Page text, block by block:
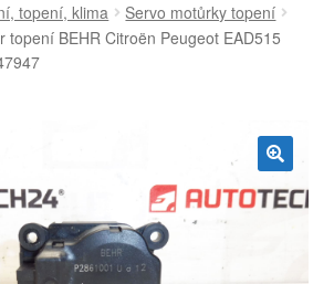
topení, klima
Servo motůrky topení
topení BEHR Citroën Peugeot EAD515
🔍